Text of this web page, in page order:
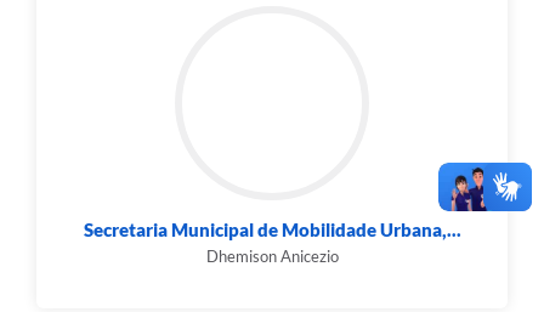
Secretaria Municipal de Mobilidade Urbana,...
Dhemison Anicezio